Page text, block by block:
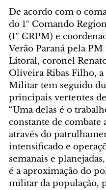
De acordo com o
do 1º Comando
(1º CRPM) e
Verão Paraná pela PM
Litoral, coronel
Oliveira Ribas Filho,
Militar tem seguido
principais vertentes de
“Uma delas é o
constante de combate
através do
intensificado e
semanais e
é a aproximação do
militar da população,